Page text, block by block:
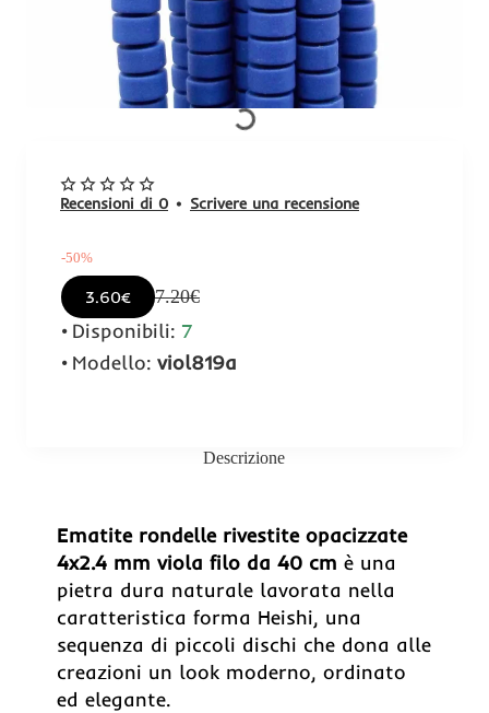
-50%
Recensioni di 0 • Scrivere una recensione
-50%
3.60€ 7.20€
Disponibili: 7
Modello: viol819a
Descrizione
Ematite rondelle rivestite opacizzate
4x2.4 mm viola filo da 40 cm è una
pietra dura naturale lavorata nella
caratteristica forma Heishi, una
sequenza di piccoli dischi che dona alle
creazioni un look moderno, ordinato
ed elegante.